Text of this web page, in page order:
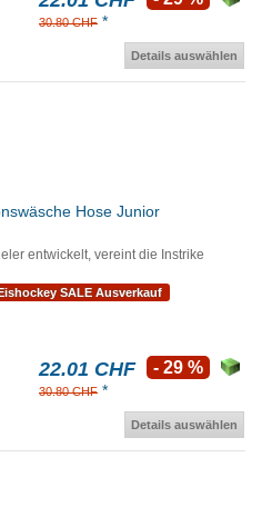
30.80 CHF *
Details auswählen
Hose Junior
entwickelt, vereint die Instrike
SALE Ausverkauf
22.01 CHF
30.80 CHF *
- 29 %
Details auswählen